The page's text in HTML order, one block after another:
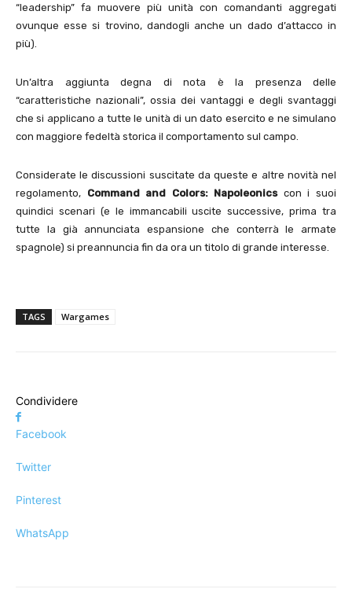
“leadership” fa muovere più unità con comandanti aggregati
ovunque esse si trovino, dandogli anche un dado d’attacco in
più).
Un’altra aggiunta degna di nota è la presenza delle
“caratteristiche nazionali”, ossia dei vantaggi e degli svantaggi
che si applicano a tutte le unità di un dato esercito e ne simulano
con maggiore fedeltà storica il comportamento sul campo.
Considerate le discussioni suscitate da queste e altre novità nel
regolamento, Command and Colors: Napoleonicscon i suoi
quindici scenari (e le immancabili uscite successive, prima tra
tutte la già annunciata espansione che conterrà le armate
spagnole) si preannuncia fin da ora un titolo di grande interesse.
TAGS Wargames
Condividere
Facebook
Twitter
Pinterest
WhatsApp